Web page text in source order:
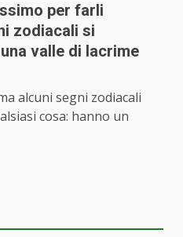
per farli
zodiacali si
valle di lacrime
alcuni segni zodiacali
cosa: hanno un